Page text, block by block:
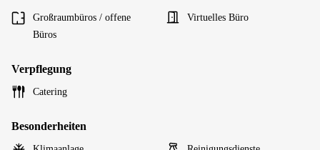
Großraumbüros / offene
Büros
Virtuelles Büro
Verpflegung
Catering
Besonderheiten